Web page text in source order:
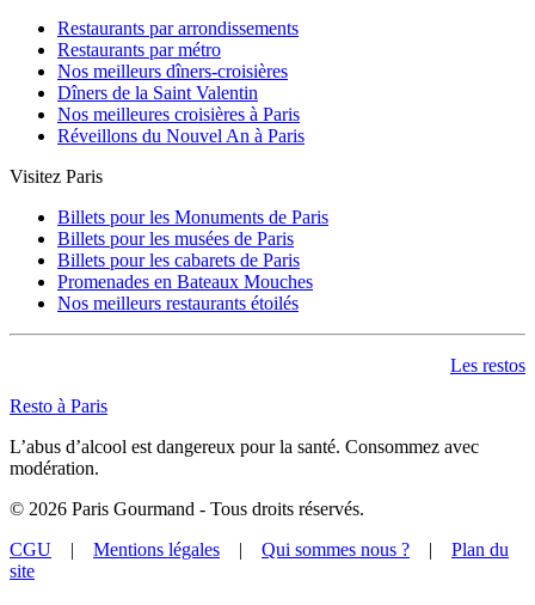
Miromesnil(13)
Monceau(1)
Montgallet(1)
Montparnasse Bienvenue(5)
Mouton Duvernet(1)
Musée d'Orsay(2)
Nation
Notre-Dame des Champs(3)
Oberkampf(6)
Odéon(20)
Opéra(23)
Palais Royal Musée du Louvre(16)
Place de Clichy
Place Monge
(3)
Plaisance (1)
Poissonnière
Pont de l'Alma
(4)
Pont de Levallois(3)
Pont de Neuilly(2)
Pont Marie(12)
Restaurants par arrondissements
Restaurants par métro
Nos meilleurs dîners-croisières
Dîners de la Saint Valentin
Nos meilleures croisières à Paris
Réveillons du Nouvel An à Paris
Visitez Paris
Billets pour les Monuments de Paris
Billets pour les musées de Paris
Billets pour les cabarets de Paris
Promenades en Bateaux Mouches
Nos meilleurs restaurants étoilés
Les restos
Resto à Paris
L’abus d’alcool est dangereux pour la santé. Consommez avec
modération.
© 2026 Paris Gourmand - Tous droits réservés.
CGU | Mentions légales | Qui sommes nous ? | Plan du
site